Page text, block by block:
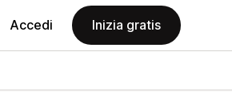
Accedi Inizia gratis